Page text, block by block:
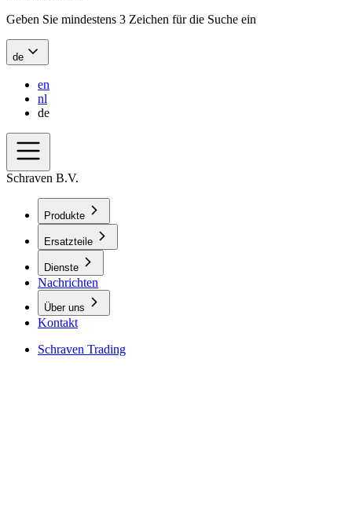
Geben Sie mindestens 3 Zeichen für die Suche ein
de
en
nl
de
Schraven B.V.
Produkte
Ersatzteile
Dienste
Nachrichten
Über uns
Kontakt
Schraven Trading